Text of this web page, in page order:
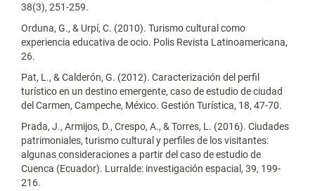
38(3), 251-259.
Orduna, G., & Urpí, C. (2010). Turismo cultural como
experiencia educativa de ocio. Polis Revista Latinoamericana,
26.
Pat, L., & Calderón, G. (2012). Caracterización del perfil
turístico en un destino emergente, caso de estudio de ciudad
del Carmen, Campeche, México. Gestión Turística, 18, 47-70.
Prada, J., Armijos, D., Crespo, A., & Torres, L. (2016). Ciudades
patrimoniales, turismo cultural y perfiles de los visitantes:
algunas consideraciones a partir del caso de estudio de
Cuenca (Ecuador). Lurralde: investigación espacial, 39, 199-
216.